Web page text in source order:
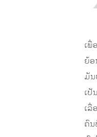
ເພື່
ຍ້ອ
ມັນ
ເ
ເລື່
ຄົ